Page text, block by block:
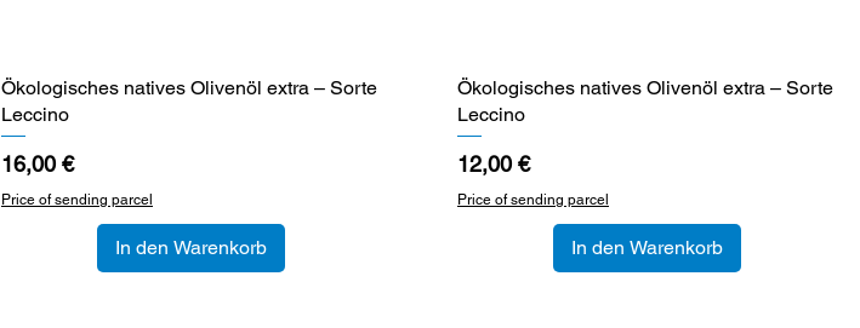
Schnellansicht
Ökologisches natives Olivenöl extra – Sorte
Leccino
Preis
16,00 €
Price of sending parcel
In den Warenkorb
Schnellansicht
Ökologisches natives Olivenöl extra – Sorte
Leccino
Preis
12,00 €
Price of sending parcel
In den Warenkorb